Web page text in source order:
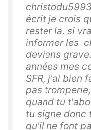
écrit je crois
rester la. si
informer les
deviens
années mes
SFR, j'ai bien
pas
quand tu
tu signe donc
qu'il ne font